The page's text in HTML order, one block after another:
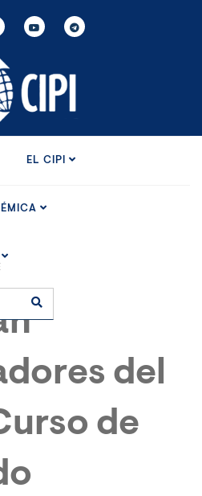
EL CIPI
del
de